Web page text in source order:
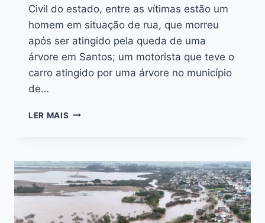
Civil do estado, entre as vítimas estão um
homem em situação de rua, que morreu
após ser atingido pela queda de uma
árvore em Santos; um motorista que teve o
carro atingido por uma árvore no município
de…
LER MAIS